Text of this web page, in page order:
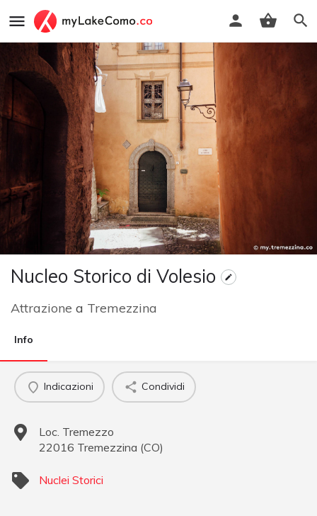
Nucleo Storico di Volesio
Attrazione a Tremezzina
Info
Indicazioni Condividi
Loc. Tremezzo
22016 Tremezzina (CO)
Nuclei Storici